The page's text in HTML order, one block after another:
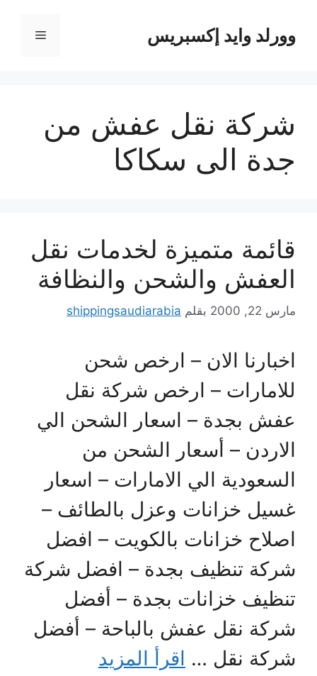
المحتوىوورلد وايد إكسبريس القائمة
شركة نقل عفش من
جدة الى سكاكا
قائمة متميزة لخدمات نقل
العفش والشحن والنظافة
مارس 22, 2000 بقلم shippingsaudiarabia
اخبارنا الان – ارخص شحن
للامارات – ارخص شركة نقل
عفش بجدة – اسعار الشحن الي
الاردن – أسعار الشحن من
السعودية الي الامارات – اسعار
غسيل خزانات وعزل بالطائف –
اصلاح خزانات بالكويت – افضل
شركة تنظيف بجدة – افضل شركة
تنظيف خزانات بجدة – أفضل
شركة نقل عفش بالباحة – أفضل
شركة نقل … اقرأ المزيد